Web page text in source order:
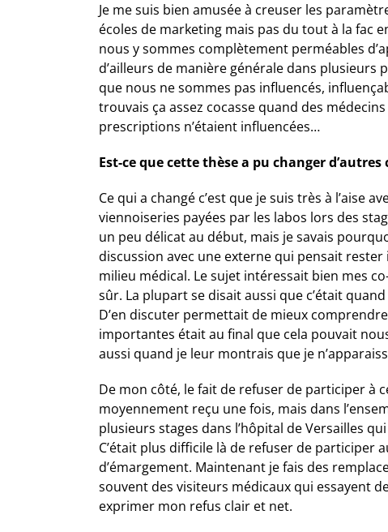
Je me suis bien amusée à creuser les
écoles de marketing mais pas du tout à la fac
nous y sommes complètement perméables
d’ailleurs de manière générale dans plusieurs
que nous ne sommes pas influencés,
trouvais ça assez cocasse quand des
prescriptions n’étaient influencées…
Est-ce que cette thèse a pu changer
Ce qui a changé c’est que je suis très à l’aise
viennoiseries payées par les labos lors des
un peu délicat au début, mais je savais
discussion avec une externe qui pensait
milieu médical. Le sujet intéressait bien mes
sûr. La plupart se disait aussi que c’était
D’en discuter permettait de mieux
importantes était au final que cela pouvait
aussi quand je leur montrais que je
De mon côté, le fait de refuser de participer à
moyennement reçu une fois, mais dans
plusieurs stages dans l’hôpital de Versailles
C’était plus difficile là de refuser de participer
d’émargement. Maintenant je fais des
souvent des visiteurs médicaux qui essayent
exprimer mon refus clair et net.